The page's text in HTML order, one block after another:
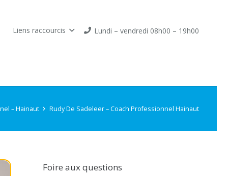
Liens raccourcis Lundi – vendredi 08h00 – 19h00
– Hainaut Rudy De Sadeleer – Coach Professionnel Hainaut
Foire aux questions